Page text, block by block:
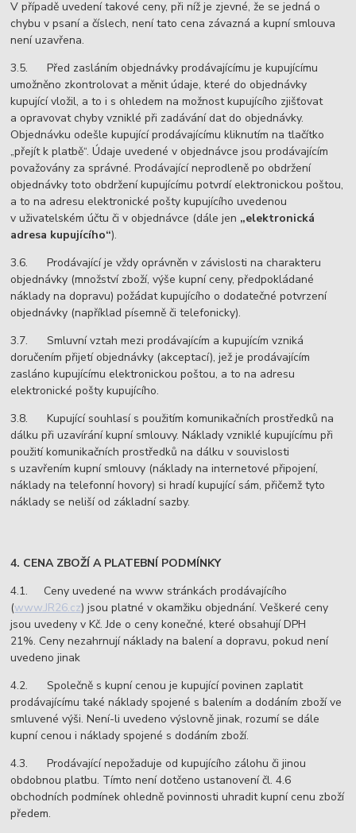
V případě uvedení takové ceny, při níž je zjevné, že se jedná o
chybu v psaní a číslech, není tato cena závazná a kupní smlouva
není uzavřena.
3.5. Před zasláním objednávky prodávajícímu je kupujícímu
umožněno zkontrolovat a měnit údaje, které do objednávky
kupující vložil, a to i s ohledem na možnost kupujícího zjišťovat
a opravovat chyby vzniklé při zadávání dat do objednávky.
Objednávku odešle kupující prodávajícímu kliknutím na tlačítko
„přejít k platbě“. Údaje uvedené v objednávce jsou prodávajícím
považovány za správné. Prodávající neprodleně po obdržení
objednávky toto obdržení kupujícímu potvrdí elektronickou poštou,
a to na adresu elektronické pošty kupujícího uvedenou
v uživatelském účtu či v objednávce (dále jen „elektronická
adresa kupujícího“).
3.6. Prodávající je vždy oprávněn v závislosti na charakteru
objednávky (množství zboží, výše kupní ceny, předpokládané
náklady na dopravu) požádat kupujícího o dodatečné potvrzení
objednávky (například písemně či telefonicky).
3.7. Smluvní vztah mezi prodávajícím a kupujícím vzniká
doručením přijetí objednávky (akceptací), jež je prodávajícím
zasláno kupujícímu elektronickou poštou, a to na adresu
elektronické pošty kupujícího.
3.8. Kupující souhlasí s použitím komunikačních prostředků na
dálku při uzavírání kupní smlouvy. Náklady vzniklé kupujícímu při
použití komunikačních prostředků na dálku v souvislosti
s uzavřením kupní smlouvy (náklady na internetové připojení,
náklady na telefonní hovory) si hradí kupující sám, přičemž tyto
náklady se neliší od základní sazby.
4. CENA ZBOŽÍ A PLATEBNÍ PODMÍNKY
4.1. Ceny uvedené na www stránkách prodávajícího
(www.JR26.cz) jsou platné v okamžiku objednání. Veškeré ceny
jsou uvedeny v Kč. Jde o ceny konečné, které obsahují DPH
21%. Ceny nezahrnují náklady na balení a dopravu, pokud není
uvedeno jinak
4.2. Společně s kupní cenou je kupující povinen zaplatit
prodávajícímu také náklady spojené s balením a dodáním zboží ve
smluvené výši. Není-li uvedeno výslovně jinak, rozumí se dále
kupní cenou i náklady spojené s dodáním zboží.
4.3. Prodávající nepožaduje od kupujícího zálohu či jinou
obdobnou platbu. Tímto není dotčeno ustanovení čl. 4.6
obchodních podmínek ohledně povinnosti uhradit kupní cenu zboží
předem.